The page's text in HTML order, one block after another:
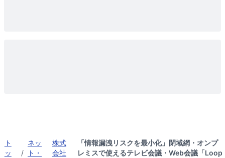
ト
ッ
/
ネッ
ト・
株式
会社
「情報漏洩リスクを最小化」閉域網・オンプ
レミスで使えるテレビ会議・Web会議「Loop